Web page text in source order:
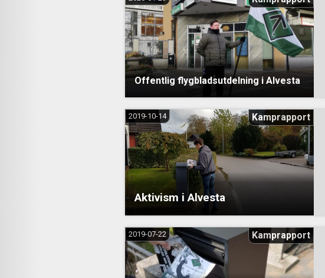
Offentlig flygbladsutdelning i Alvesta
Aktivism i Alvesta
2019-10-14
Kamprapport
2019-07-22
Kamprapport